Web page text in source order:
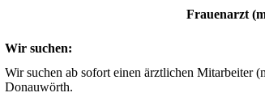
Frauenarzt
Wir suchen:
Wir suchen ab sofort einen ärztlichen Mitarbeiter
Donauwörth.